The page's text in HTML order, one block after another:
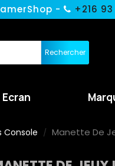
- +216
Rechercher
Ecran
Console Manette De